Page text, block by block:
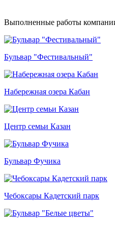
Выполненные работы
Бульвар "Фестивальный"
Набережная озера Кабан
Центр семьи Казан
Бульвар Фучика
Чебоксары Кадетский парк